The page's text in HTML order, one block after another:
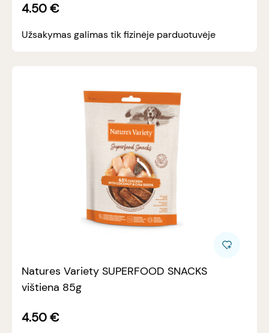
4.50€
Užsakymas galimas tik fizinėje parduotuvėje
Natures Variety SUPERFOOD SNACKS
vištiena 85g
4.50€